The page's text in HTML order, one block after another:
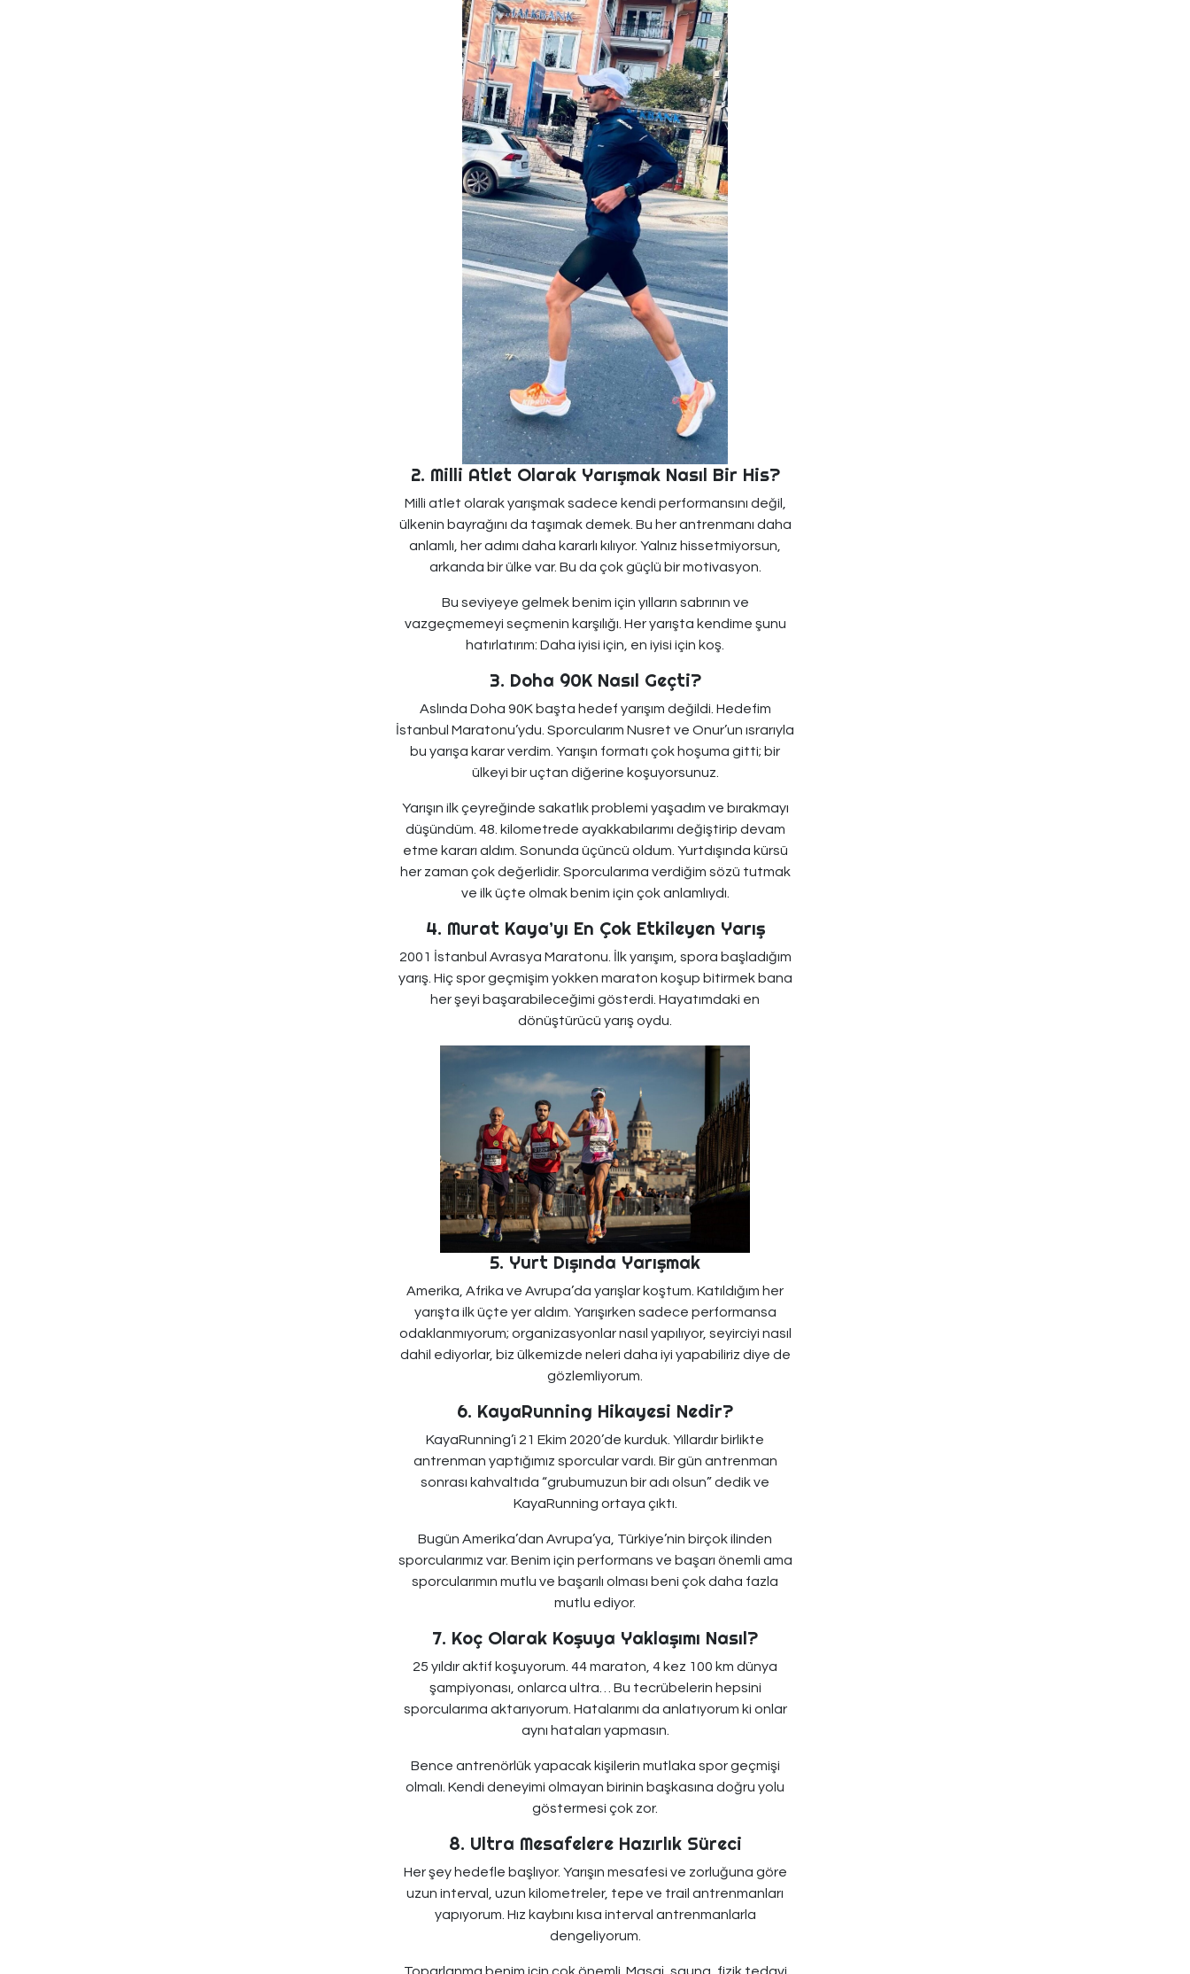
2. Milli Atlet Olarak Yarışmak Nasıl Bir His?
Milli atlet olarak yarışmak sadece kendi performansını değil,
ülkenin bayrağını da taşımak demek. Bu her antrenmanı daha
anlamlı, her adımı daha kararlı kılıyor. Yalnız hissetmiyorsun,
arkanda bir ülke var. Bu da çok güçlü bir motivasyon.
Bu seviyeye gelmek benim için yılların sabrının ve
vazgeçmemeyi seçmenin karşılığı. Her yarışta kendime şunu
hatırlatırım: Daha iyisi için, en iyisi için koş.
3. Doha 90K Nasıl Geçti?
Aslında Doha 90K başta hedef yarışım değildi. Hedefim
İstanbul Maratonu’ydu. Sporcularım Nusret ve Onur’un ısrarıyla
bu yarışa karar verdim. Yarışın formatı çok hoşuma gitti; bir
ülkeyi bir uçtan diğerine koşuyorsunuz.
Yarışın ilk çeyreğinde sakatlık problemi yaşadım ve bırakmayı
düşündüm. 48. kilometrede ayakkabılarımı değiştirip devam
etme kararı aldım. Sonunda üçüncü oldum. Yurtdışında kürsü
her zaman çok değerlidir. Sporcularıma verdiğim sözü tutmak
ve ilk üçte olmak benim için çok anlamlıydı.
4. Murat Kaya’yı En Çok Etkileyen Yarış
2001 İstanbul Avrasya Maratonu. İlk yarışım, spora başladığım
yarış. Hiç spor geçmişim yokken maraton koşup bitirmek bana
her şeyi başarabileceğimi gösterdi. Hayatımdaki en
dönüştürücü yarış oydu.
5. Yurt Dışında Yarışmak
Amerika, Afrika ve Avrupa’da yarışlar koştum. Katıldığım her
yarışta ilk üçte yer aldım. Yarışırken sadece performansa
odaklanmıyorum; organizasyonlar nasıl yapılıyor, seyirciyi nasıl
dahil ediyorlar, biz ülkemizde neleri daha iyi yapabiliriz diye de
gözlemliyorum.
6. KayaRunning Hikayesi Nedir?
KayaRunning’i 21 Ekim 2020’de kurduk. Yıllardır birlikte
antrenman yaptığımız sporcular vardı. Bir gün antrenman
sonrası kahvaltıda “grubumuzun bir adı olsun” dedik ve
KayaRunning ortaya çıktı.
Bugün Amerika’dan Avrupa’ya, Türkiye’nin birçok ilinden
sporcularımız var. Benim için performans ve başarı önemli ama
sporcularımın mutlu ve başarılı olması beni çok daha fazla
mutlu ediyor.
7. Koç Olarak Koşuya Yaklaşımı Nasıl?
25 yıldır aktif koşuyorum. 44 maraton, 4 kez 100 km dünya
şampiyonası, onlarca ultra… Bu tecrübelerin hepsini
sporcularıma aktarıyorum. Hatalarımı da anlatıyorum ki onlar
aynı hataları yapmasın.
Bence antrenörlük yapacak kişilerin mutlaka spor geçmişi
olmalı. Kendi deneyimi olmayan birinin başkasına doğru yolu
göstermesi çok zor.
8. Ultra Mesafelere Hazırlık Süreci
Her şey hedefle başlıyor. Yarışın mesafesi ve zorluğuna göre
uzun interval, uzun kilometreler, tepe ve trail antrenmanları
yapıyorum. Hız kaybını kısa interval antrenmanlarla
dengeliyorum.